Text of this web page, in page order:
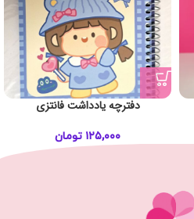
دفترچه یادداشت فانتزی
۱۲۵,۰۰۰ تومان